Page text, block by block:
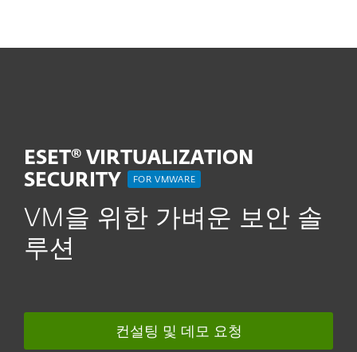
ESET® VIRTUALIZATION
SECURITY
FOR VMWARE
VM을 위한 가벼운 보안 솔
루션
컨설팅 및 데모 요청